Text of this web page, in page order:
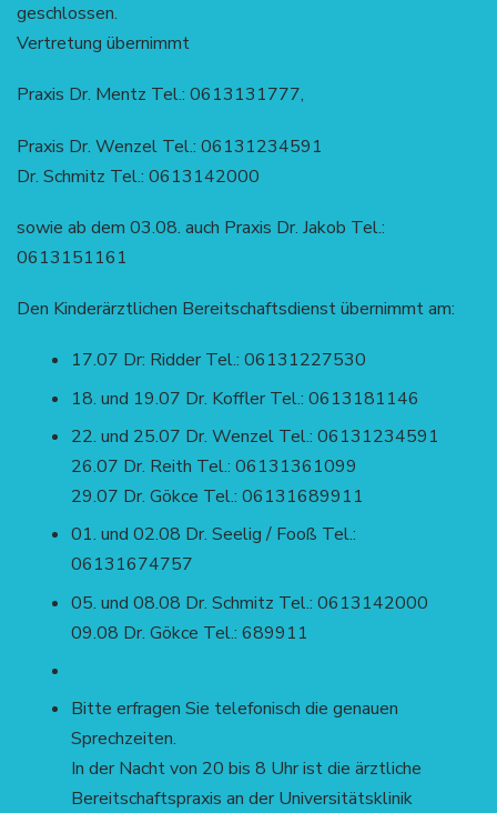
geschlossen.
Vertretung übernimmt
Praxis Dr. Mentz Tel.: 0613131777,
Praxis Dr. Wenzel Tel.: 06131234591
Dr. Schmitz Tel.: 0613142000
sowie ab dem 03.08. auch Praxis Dr. Jakob Tel.:
0613151161
Den Kinderärztlichen Bereitschaftsdienst übernimmt am:
17.07 Dr: Ridder Tel.: 06131227530
18. und 19.07 Dr. Koffler Tel.: 0613181146
22. und 25.07 Dr. Wenzel Tel.: 06131234591
26.07 Dr. Reith Tel.: 06131361099
29.07 Dr. Gökce Tel.: 06131689911
01. und 02.08 Dr. Seelig / Fooß Tel.:
06131674757
05. und 08.08 Dr. Schmitz Tel.: 0613142000
09.08 Dr. Gökce Tel.: 689911
Bitte erfragen Sie telefonisch die genauen
Sprechzeiten.
In der Nacht von 20 bis 8 Uhr ist die ärztliche
Bereitschaftspraxis an der Universitätsklinik